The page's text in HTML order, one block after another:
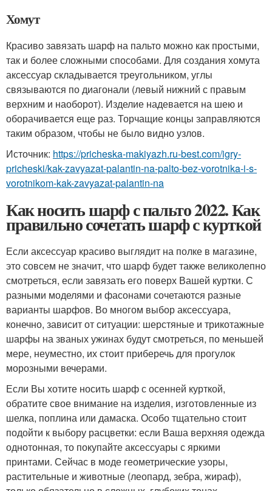
Хомут
Красиво завязать шарф на пальто можно как простыми,
так и более сложными способами. Для создания хомута
аксессуар складывается треугольником, углы
связываются по диагонали (левый нижний с правым
верхним и наоборот). Изделие надевается на шею и
оборачивается еще раз. Торчащие концы заправляются
таким образом, чтобы не было видно узлов.
Источник: https://pricheska-makiyazh.ru-best.com/igry-
pricheski/kak-zavyazat-palantin-na-palto-bez-vorotnika-i-s-
vorotnikom-kak-zavyazat-palantin-na
Как носить шарф с пальто 2022. Как
правильно сочетать шарф с курткой
Если аксессуар красиво выглядит на полке в магазине,
это совсем не значит, что шарф будет также великолепно
смотреться, если завязать его поверх Вашей куртки. С
разными моделями и фасонами сочетаются разные
варианты шарфов. Во многом выбор аксессуара,
конечно, зависит от ситуации: шерстяные и трикотажные
шарфы на званых ужинах будут смотреться, по меньшей
мере, неуместно, их стоит приберечь для прогулок
морозными вечерами.
Если Вы хотите носить шарф с осенней курткой,
обратите свое внимание на изделия, изготовленные из
шелка, поплина или дамаска. Особо тщательно стоит
подойти к выбору расцветки: если Ваша верхняя одежда
однотонная, то покупайте аксессуары с яркими
принтами. Сейчас в моде геометрические узоры,
растительные и животные (леопард, зебра, жираф),